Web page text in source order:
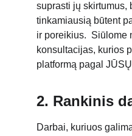
suprasti jų skirtumus,
tinkamiausią būtent
ir poreikius.  Siūlome
konsultacijas, kurios
platformą pagal
2. Rankinis
Darbai, kuriuos